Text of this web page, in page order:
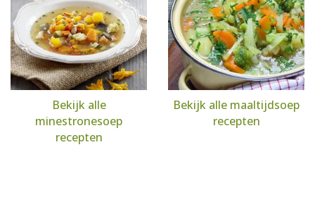
Bekijk alle
minestronesoep
recepten
Bekijk alle maaltijdsoep
recepten